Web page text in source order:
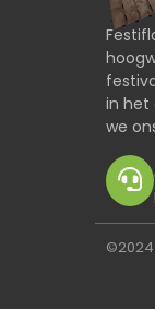
in het
we